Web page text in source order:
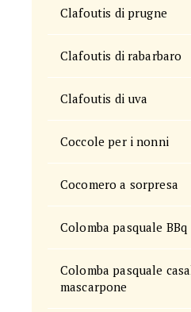
Clafoutis di prugne
Clafoutis di rabarbaro
Clafoutis di uva
Coccole per i nonni
Cocomero a sorpresa
Colomba pasquale BBq
Colomba pasquale
mascarpone